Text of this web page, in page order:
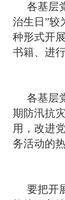
各基层
治生日”较
种形式开
书籍、进
各基层
期防汛抗
用，改进
务活动的
要把开